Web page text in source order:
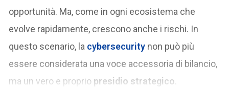
opportunità. Ma, come in ogni ecosistema che
evolve rapidamente, crescono anche i rischi. In
questo scenario, la cybersecurity non può più
essere considerata una voce accessoria di bilancio,
ma un vero e proprio presidio strategico